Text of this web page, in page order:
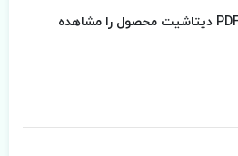
در انتهای صفحه می‌توانید PDF دیتاشیت محصول را مشاهده